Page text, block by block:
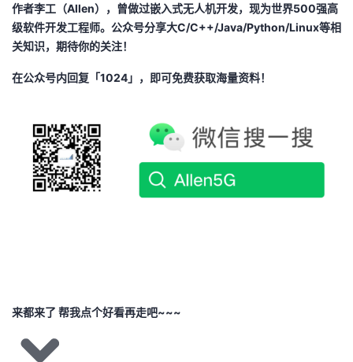
作者李工（Allen），曾做过嵌入式无人机开发，现为世界500强高
级软件开发工程师。公众号分享大C/C++/Java/Python/Linux等相
关知识，期待你的关注！
在公众号内回复「1024」，即可免费获取海量资料！
来都来了 帮我点个好看再走吧~~~